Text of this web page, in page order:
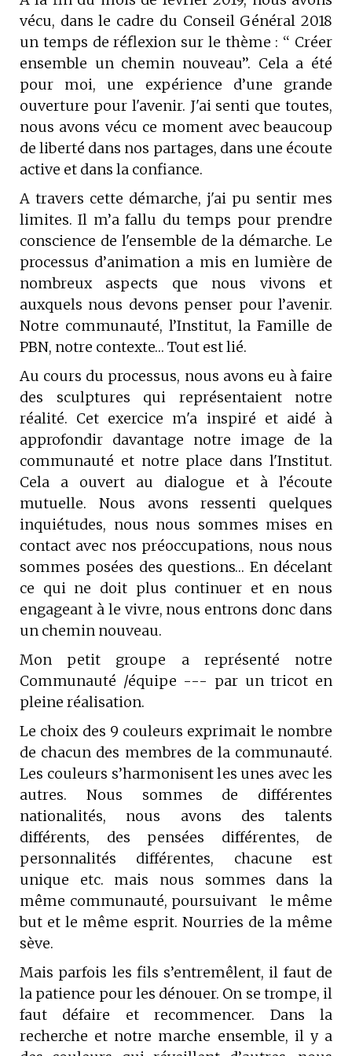
vécu, dans le cadre du Conseil Général 2018
un temps de réflexion sur le thème : ‘‘ Créer
ensemble un chemin nouveau’’. Cela a été
pour moi, une expérience d’une grande
ouverture pour l'avenir. J'ai senti que toutes,
nous avons vécu ce moment avec beaucoup
de liberté dans nos partages, dans une écoute
active et dans la confiance.
A travers cette démarche, j'ai pu sentir mes
limites. Il m’a fallu du temps pour prendre
conscience de l'ensemble de la démarche. Le
processus d’animation a mis en lumière de
nombreux aspects que nous vivons et
auxquels nous devons penser pour l’avenir.
Notre communauté, l’Institut, la Famille de
PBN, notre contexte… Tout est lié.
Au cours du processus, nous avons eu à faire
des sculptures qui représentaient notre
réalité. Cet exercice m'a inspiré et aidé à
approfondir davantage notre image de la
communauté et notre place dans l'Institut.
Cela a ouvert au dialogue et à l’écoute
mutuelle. Nous avons ressenti quelques
inquiétudes, nous nous sommes mises en
contact avec nos préoccupations, nous nous
sommes posées des questions… En décelant
ce qui ne doit plus continuer et en nous
engageant à le vivre, nous entrons donc dans
un chemin nouveau.
Mon petit groupe a représenté notre
Communauté /équipe --- par un tricot en
pleine réalisation.
Le choix des 9 couleurs exprimait le nombre
de chacun des membres de la communauté.
Les couleurs s’harmonisent les unes avec les
autres. Nous sommes de différentes
nationalités, nous avons des talents
différents, des pensées différentes, de
personnalités différentes, chacune est
unique etc. mais nous sommes dans la
même communauté, poursuivant le même
but et le même esprit. Nourries de la même
sève.
Mais parfois les fils s’entremêlent, il faut de
la patience pour les dénouer. On se trompe, il
faut défaire et recommencer. Dans la
recherche et notre marche ensemble, il y a